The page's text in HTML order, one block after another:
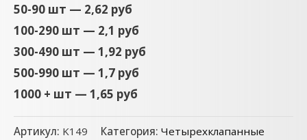
50-90 шт — 2,62 руб
100-290 шт — 2,1 руб
300-490 шт — 1,92 руб
500-990 шт — 1,7 руб
1000 + шт — 1,65 руб
Артикул: K149 Категория: Четырехклапанные